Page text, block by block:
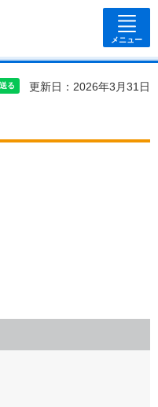
メニュー
更新日：2026年3月31日